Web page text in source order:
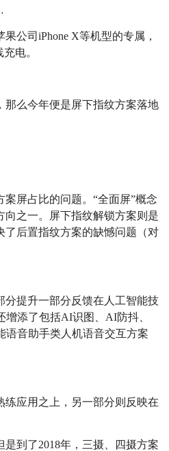
公司iPhone X等机型的专属，
电。
那么今年便是屏下指纹方案落地
屏占比的问题。“全面屏”概念
之一。屏下指纹解锁方案则是
了后置指纹方案的缺憾问题（对
分提升一部分反馈在人工智能技
添了包括AI识图、AI防抖、
语音助手类人机语音交互方案
练应用之上，另一部分则反映在
到了2018年，三摄、四摄方案